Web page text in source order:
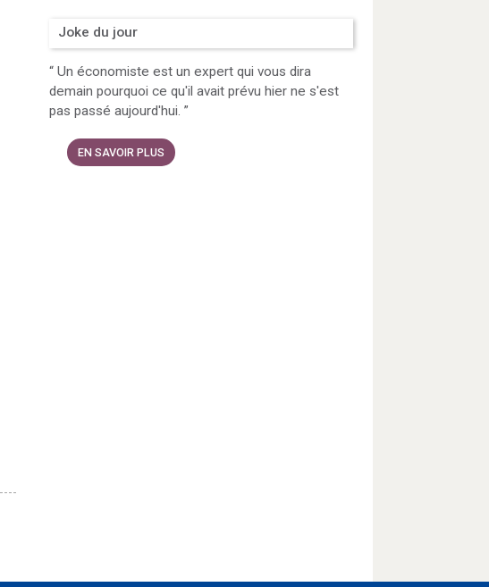
Joke du jour
“ Un économiste est un expert qui vous dira
demain pourquoi ce qu'il avait prévu hier ne s'est
pas passé aujourd'hui.”
EN SAVOIR PLUS